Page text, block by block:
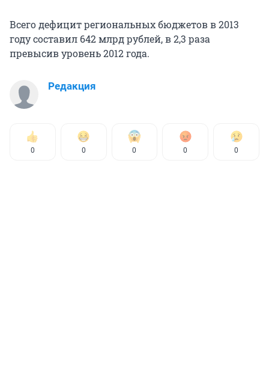
Всего дефицит региональных бюджетов в 2013
году составил 642 млрд рублей, в 2,3 раза
превысив уровень 2012 года.
Редакция
0 0 0 0 0